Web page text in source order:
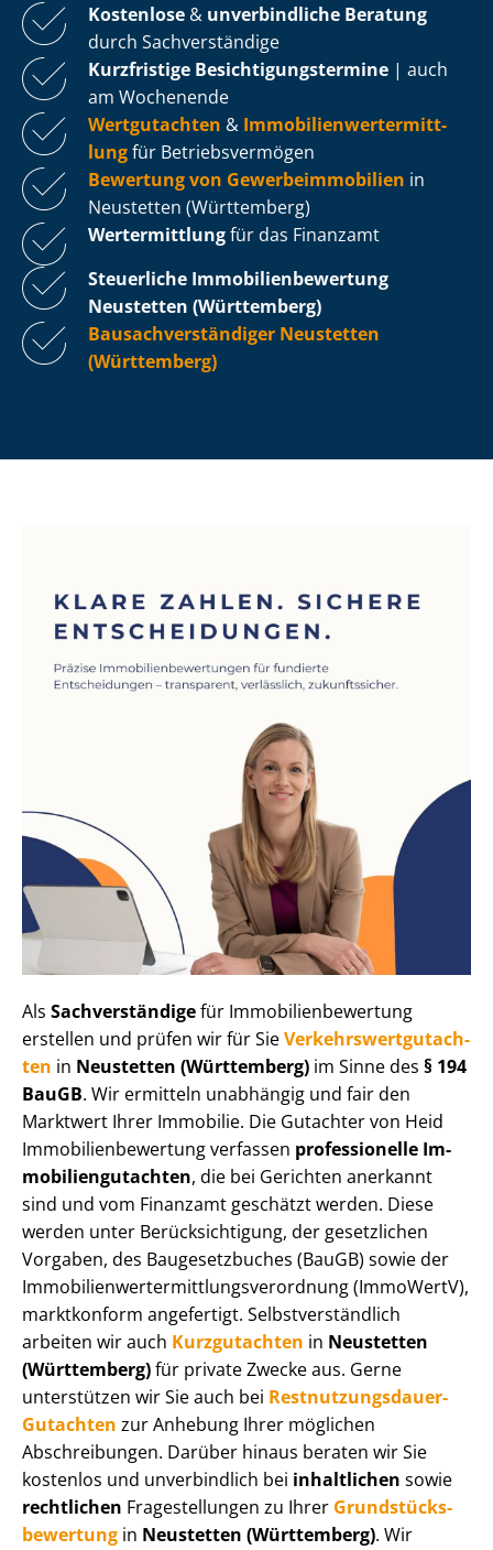
Kostenlose & unverbindliche Beratung
durch Sachverständige
Kurzfristige Be­sich­ti­gungs­ter­mi­ne | auch
am Wochenende
Wertgutachten & Im­mo­bi­li­en­wert­ermitt­
lungfür Be­triebs­ver­mö­gen
Bewertung von Ge­wer­be­im­mo­bi­li­en in
Neustetten (Württemberg)
Wertermittlungfür das Finanzamt
Steuerliche Im­mo­bi­li­en­be­wer­tung
Neustetten (Württemberg)
Bau­sach­ver­stän­di­ger Neustetten
(Württemberg)
Als Sachverständigefür Im­mo­bi­li­en­be­wer­tung
erstellen und prüfen wir für SieVer­kehrs­wert­gut­ach­
ten in Neustetten (Württemberg) im Sinne des § 194
BauGB. Wir ermitteln unabhängig und fair den
Marktwert Ihrer Immobilie. Die Gutachter von Heid
Im­mo­bi­li­en­be­wer­tung verfassen professionelle Im­
mo­bi­li­en­gut­ach­ten, die bei Gerichten anerkannt
sind und vom Finanzamt geschätzt werden. Diese
werden unter Be­rück­sich­ti­gung, der gesetzlichen
Vorgaben, des Baugesetzbuches (BauGB) sowie der
Im­mo­bi­li­en­wert­ermitt­lungs­ver­ord­nung (ImmoWertV),
marktkonform angefertigt. Selbst­ver­ständ­lich
arbeiten wir auch Kurzgutachten in Neustetten
(Württemberg)für private Zwecke aus. Gerne
unterstützen wir Sie auch bei Rest­nut­zungs­dau­er-
Gutachten zur Anhebung Ihrer möglichen
Abschreibungen. Darüber hinaus beraten wir Sie
kostenlos und unverbindlich bei inhaltlichen sowie
rechtlichen Fragestellungen zu Ihrer Grund­stücks­
be­wer­tung in Neustetten (Württemberg). Wir